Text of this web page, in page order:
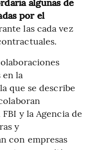
por el
las cada vez
la
que se describe
y la Agencia de
y
con empresas